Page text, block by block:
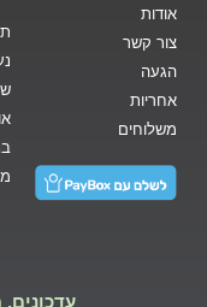
אודות
צור קשר
הגעה
אחריות
משלוחים